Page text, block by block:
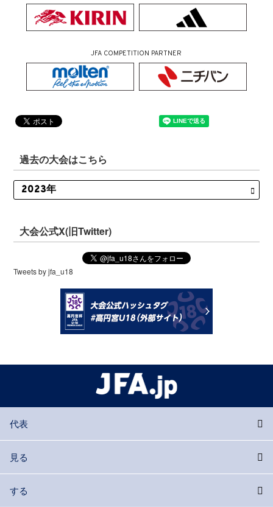
JFA COMPETITION PARTNER
過去の大会はこちら
大会公式X(旧Twitter)
Tweets by jfa_u18
代表
見る
する